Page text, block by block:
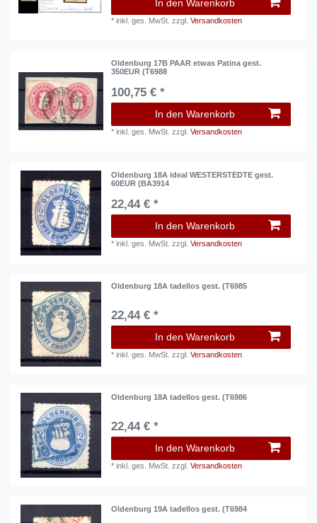
In den Warenkorb
*inkl. ges. MwSt. zzgl.Versandkosten
Oldenburg 17B PAAR etwas Patina gest.
350EUR (T6988
100,75 € *
In den Warenkorb
*inkl. ges. MwSt. zzgl.Versandkosten
Oldenburg 18A ideal WESTERSTEDTE gest.
60EUR (BA3914
22,44 € *
In den Warenkorb
*inkl. ges. MwSt. zzgl.Versandkosten
Oldenburg 18A tadellos gest. (T6985
22,44 € *
In den Warenkorb
*inkl. ges. MwSt. zzgl.Versandkosten
Oldenburg 18A tadellos gest. (T6986
22,44 € *
In den Warenkorb
*inkl. ges. MwSt. zzgl.Versandkosten
Oldenburg 19A tadellos gest. (T6984